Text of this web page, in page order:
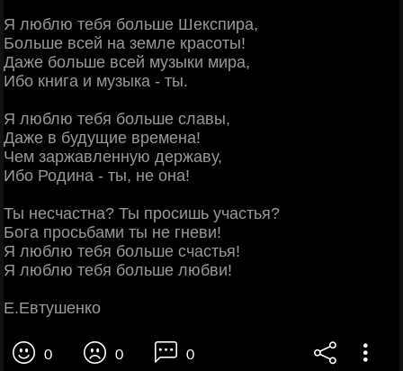
Я люблю тебя больше Шекспира,
Больше всей на земле красоты!
Даже больше всей музыки мира,
Ибо книга и музыка - ты.
Я люблю тебя больше славы,
Даже в будущие времена!
Чем заржавленную державу,
Ибо Родина - ты, не она!
Ты несчастна? Ты просишь участья?
Бога просьбами ты не гневи!
Я люблю тебя больше счастья!
Я люблю тебя больше любви!
Е.Евтушенко
0 0 0